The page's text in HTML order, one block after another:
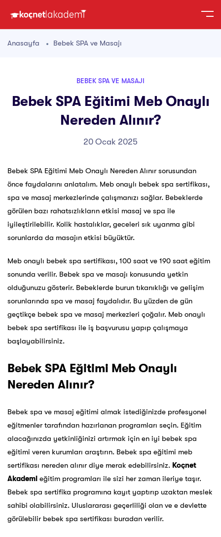
Anasayfa Bebek SPA ve Masajı
BEBEK SPA VE MASAJI
Bebek SPA Eğitimi Meb Onaylı
Nereden Alınır?
20 Ocak 2025
Bebek SPA Eğitimi Meb Onaylı Nereden Alınır sorusundan
önce faydalarını anlatalım. Meb onaylı bebek spa sertifikası,
spa ve masaj merkezlerinde çalışmanızı sağlar. Bebeklerde
görülen bazı rahatsızlıkların etkisi masaj ve spa ile
iyileştirilebilir. Kolik hastalıklar, geceleri sık uyanma gibi
sorunlarda da masajın etkisi büyüktür.
Meb onaylı bebek spa sertifikası, 100 saat ve 190 saat eğitim
sonunda verilir. Bebek spa ve masajı konusunda yetkin
olduğunuzu gösterir. Bebeklerde burun tıkanıklığı ve gelişim
sorunlarında spa ve masaj faydalıdır. Bu yüzden de gün
geçtikçe bebek spa ve masaj merkezleri çoğalır. Meb onaylı
bebek spa sertifikası ile iş başvurusu yapıp çalışmaya
başlayabilirsiniz.
Bebek SPA Eğitimi Meb Onaylı
Nereden Alınır?
Bebek spa ve masaj eğitimi almak istediğinizde profesyonel
eğitmenler tarafından hazırlanan programları seçin. Eğitim
alacağınızda yetkinliğinizi artırmak için en iyi bebek spa
eğitimi veren kurumları araştırın. Bebek spa eğitimi meb
sertifikası nereden alınır diye merak edebilirsiniz. Koçnet
Akademi eğitim programları ile sizi her zaman ileriye taşır.
Bebek spa sertifika programına kayıt yaptırıp uzaktan meslek
sahibi olabilirsiniz. Uluslararası geçerliliği olan ve e devlette
görülebilir bebek spa sertifikası buradan verilir.